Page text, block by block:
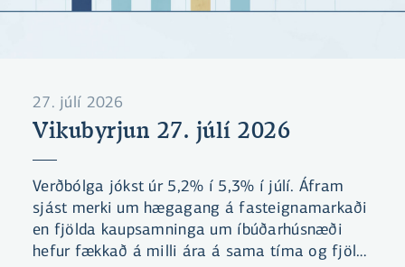
27. júlí 2026
Vikubyrjun 27. júlí 2026
Verðbólga jókst úr 5,2% í 5,3% í júlí. Áfram
sjást merki um hægagang á fasteignamarkaði
en fjölda kaupsamninga um íbúðarhúsnæði
hefur fækkað á milli ára á sama tíma og fjöldi